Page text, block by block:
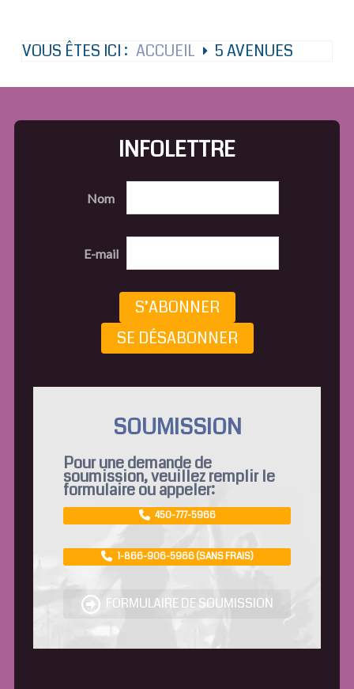
VOUS ÊTES ICI : ACCUEIL 5 AVENUES
INFOLETTRE
Nom
E-mail
S’ABONNER
SE DÉSABONNER
SOUMISSION
Pour une demande de
soumission, veuillez remplir le
formulaire ou appeler:
450-777-5966
1-866-906-5966 (SANS FRAIS)
FORMULAIRE DE SOUMISSION